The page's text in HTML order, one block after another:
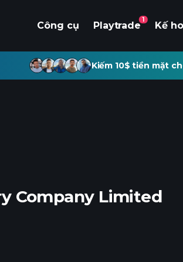
Công cụ Playtrade
1
Kế
Kiếm 10$ tiền mặt
Company Limited